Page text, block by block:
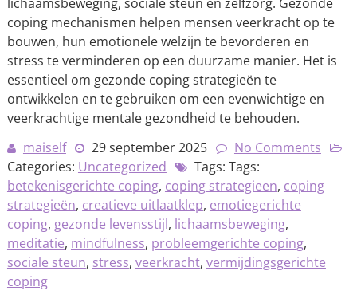
coping mechanismen helpen mensen veerkracht op te
bouwen, hun emotionele welzijn te bevorderen en
stress te verminderen op een duurzame manier. Het is
essentieel om gezonde coping strategieën te
ontwikkelen en te gebruiken om een evenwichtige en
veerkrachtige mentale gezondheid te behouden.
maiself
29 september 2025
No Comments
Categories: Uncategorized
Tags: Tags:
betekenisgerichte coping, coping strategieen, coping
strategieën, creatieve uitlaatklep, emotiegerichte
coping, gezonde levensstijl, lichaamsbeweging,
meditatie, mindfulness, probleemgerichte coping,
sociale steun, stress, veerkracht, vermijdingsgerichte
coping